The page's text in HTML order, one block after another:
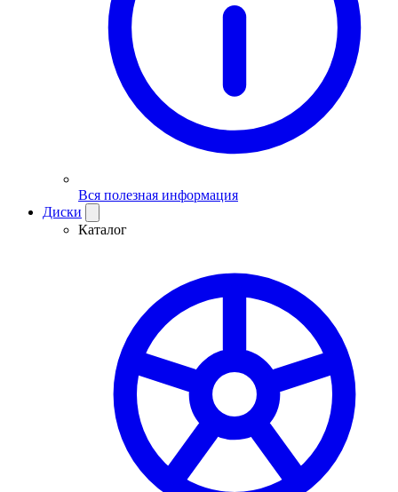
Вся полезная информация
Диски
Каталог